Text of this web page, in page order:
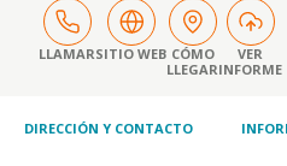
LLAMARSITIO WEB CÓMO
LLEGAR
VER
INFORME
DIRECCIÓN Y CONTACTO